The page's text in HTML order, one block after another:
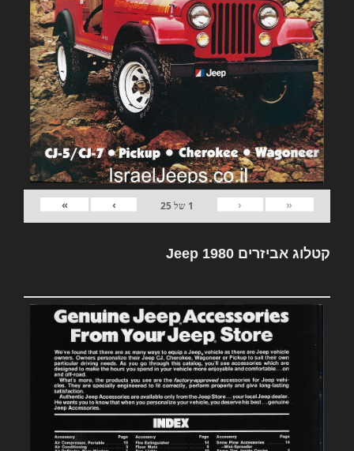
«
‹
1 של25
›
»
קטלוג אביזרים Jeep 1980